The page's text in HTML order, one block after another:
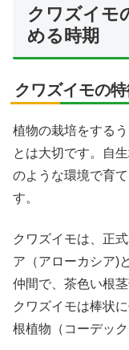
クワズイモ
める時期
クワズイモの
植物の栽培をする
とは大切です。自
のような環境で育
す。
クワズイモは、正
ア（アローカシア)
仲間で、茶色い根
クワズイモは棒状
根植物（コーデッ